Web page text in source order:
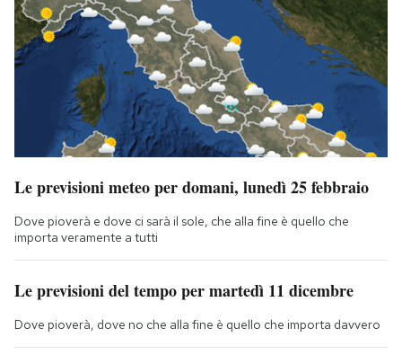
Le previsioni meteo per domani, lunedì 25 febbraio
Dove pioverà e dove ci sarà il sole, che alla fine è quello che
importa veramente a tutti
Le previsioni del tempo per martedì 11 dicembre
Dove pioverà, dove no che alla fine è quello che importa davvero